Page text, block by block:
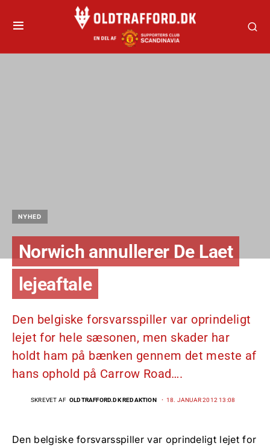
NYHED
Norwich annullerer De Laet
lejeaftale
Den belgiske forsvarsspiller var oprindeligt
lejet for hele sæsonen, men skader har
holdt ham på bænken gennem det meste af
hans ophold på Carrow Road….
SKREVET AF OLDTRAFFORD.DK REDAKTION 18. JANUAR 2012 13:08
Den belgiske forsvarsspiller var oprindeligt lejet for